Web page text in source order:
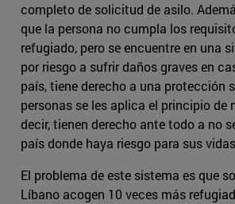
completo de solicitud de asilo.
que la persona no cumpla los
refugiado, pero se encuentre en una
por riesgo a sufrir daños graves en
país, tiene derecho a una protección
personas se les aplica el principio de
decir, tienen derecho ante todo a no
país donde haya riesgo para sus
El problema de este sistema es que
Líbano acogen 10 veces más